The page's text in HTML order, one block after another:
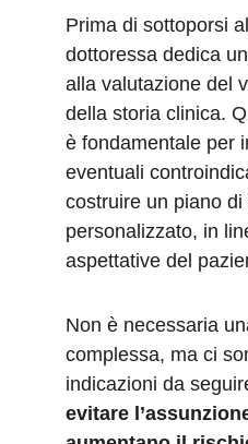
Prima di sottoporsi
dottoressa dedica
alla valutazione del
della storia clinica.
è fondamentale per
eventuali
costruire un piano
personalizzato, in
aspettative del
Non è necessaria
complessa, ma ci
indicazioni da
evitare